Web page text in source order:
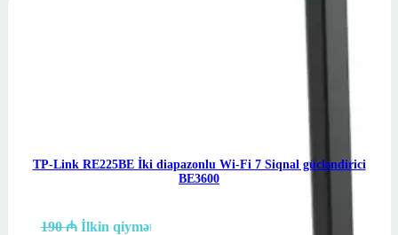
TP-Link RE225BE İki diapazonlu Wi-Fi 7 Siqnal gücləndirici
BE3600
190₼ İlkin qiymət: 190 ₼.
Cari qiymət: 184 ₼.